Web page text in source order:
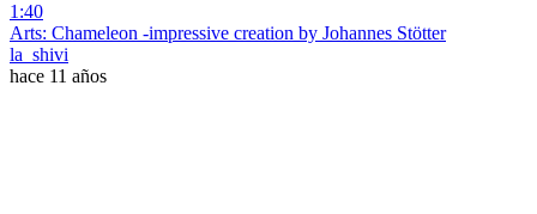
1:40
Arts: Chameleon -impressive creation by Johannes Stötter
la_shivi
hace 11 años